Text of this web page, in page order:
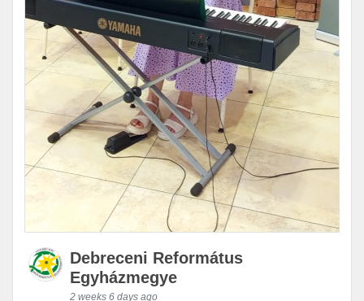
Debreceni Református
Egyházmegye
2 weeks 6 days ago